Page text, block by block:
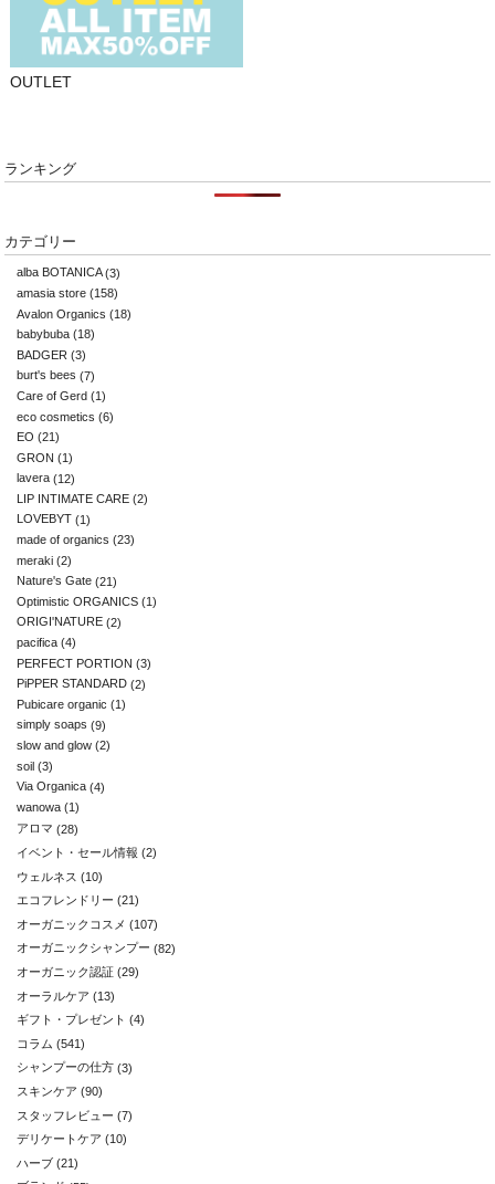
OUTLET
ランキング
カテゴリー
alba BOTANICA(3)
amasia store (158)
Avalon Organics (18)
babybuba (18)
BADGER (3)
burt's bees (7)
Care of Gerd (1)
eco cosmetics (6)
EO (21)
GRON (1)
lavera (12)
LIP INTIMATE CARE (2)
LOVEBYT (1)
made of organics (23)
meraki (2)
Nature's Gate (21)
Optimistic ORGANICS (1)
ORIGI'NATURE (2)
pacifica (4)
PERFECT PORTION (3)
PiPPER STANDARD (2)
Pubicare organic (1)
simply soaps (9)
slow and glow (2)
soil (3)
Via Organica (4)
wanowa (1)
アロマ (28)
イベント・セール情報 (2)
ウェルネス (10)
エコフレンドリー (21)
オーガニックコスメ (107)
オーガニックシャンプー (82)
オーガニック認証 (29)
オーラルケア (13)
ギフト・プレゼント (4)
コラム (541)
シャンプーの仕方 (3)
スキンケア (90)
スタッフレビュー (7)
デリケートケア (10)
ハーブ (21)